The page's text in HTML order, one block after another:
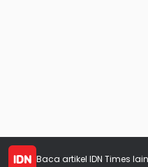
Baca artikel IDN Times